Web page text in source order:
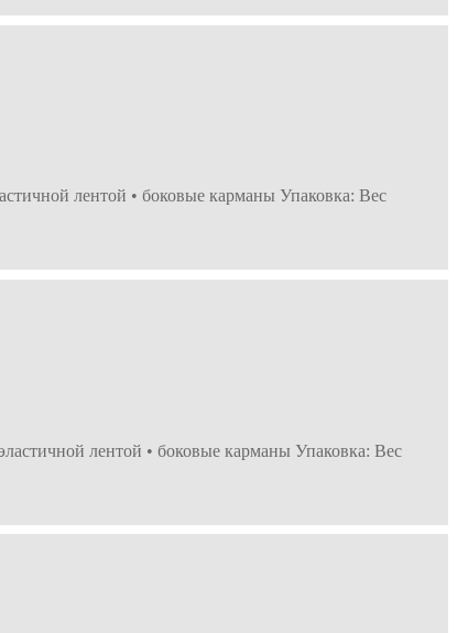
лентой • боковые карманы Упаковка: Вес
лентой • боковые карманы Упаковка: Вес